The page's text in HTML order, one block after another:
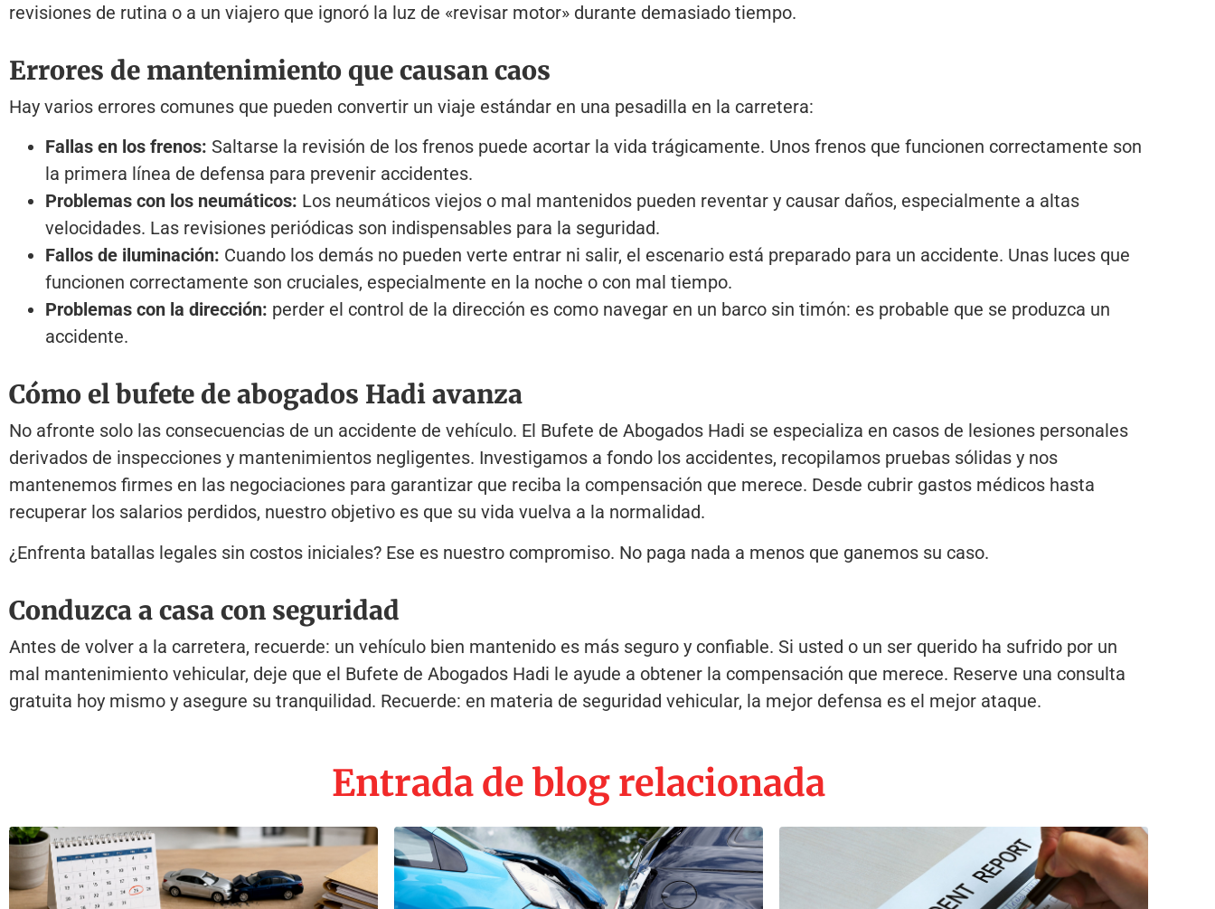
revisiones de rutina o a un viajero que ignoró la luz de «revisar motor» durante demasiado tiempo.
Errores de mantenimiento que causan caos
Hay varios errores comunes que pueden convertir un viaje estándar en una pesadilla en la carretera:
Fallas en los frenos: Saltarse la revisión de los frenos puede acortar la vida trágicamente. Unos frenos que funcionen correctamente son
la primera línea de defensa para prevenir accidentes.
Problemas con los neumáticos: Los neumáticos viejos o mal mantenidos pueden reventar y causar daños, especialmente a altas
velocidades. Las revisiones periódicas son indispensables para la seguridad.
Fallos de iluminación: Cuando los demás no pueden verte entrar ni salir, el escenario está preparado para un accidente. Unas luces que
funcionen correctamente son cruciales, especialmente en la noche o con mal tiempo.
Problemas con la dirección: perder el control de la dirección es como navegar en un barco sin timón: es probable que se produzca un
accidente.
Cómo el bufete de abogados Hadi avanza
No afronte solo las consecuencias de un accidente de vehículo. El Bufete de Abogados Hadi se especializa en casos de lesiones personales
derivados de inspecciones y mantenimientos negligentes. Investigamos a fondo los accidentes, recopilamos pruebas sólidas y nos
mantenemos firmes en las negociaciones para garantizar que reciba la compensación que merece. Desde cubrir gastos médicos hasta
recuperar los salarios perdidos, nuestro objetivo es que su vida vuelva a la normalidad.
¿Enfrenta batallas legales sin costos iniciales? Ese es nuestro compromiso. No paga nada a menos que ganemos su caso.
Conduzca a casa con seguridad
Antes de volver a la carretera, recuerde: un vehículo bien mantenido es más seguro y confiable. Si usted o un ser querido ha sufrido por un
mal mantenimiento vehicular, deje que el Bufete de Abogados Hadi le ayude a obtener la compensación que merece. Reserve una consulta
gratuita hoy mismo y asegure su tranquilidad. Recuerde: en materia de seguridad vehicular, la mejor defensa es el mejor ataque.
Entrada de blog relacionada